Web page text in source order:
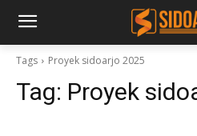
Tags Proyek sidoarjo 2025
Tag: Proyek